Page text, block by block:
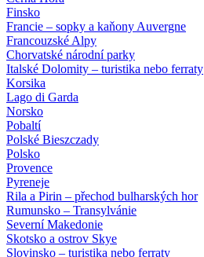
Finsko
Francie – sopky a kaňony Auvergne
Francouzské Alpy
Chorvatské národní parky
Italské Dolomity – turistika nebo ferraty
Korsika
Lago di Garda
Norsko
Pobaltí
Polské Bieszczady
Polsko
Provence
Pyreneje
Rila a Pirin – přechod bulharských hor
Rumunsko – Transylvánie
Severní Makedonie
Skotsko a ostrov Skye
Slovinsko – turistika nebo ferraty